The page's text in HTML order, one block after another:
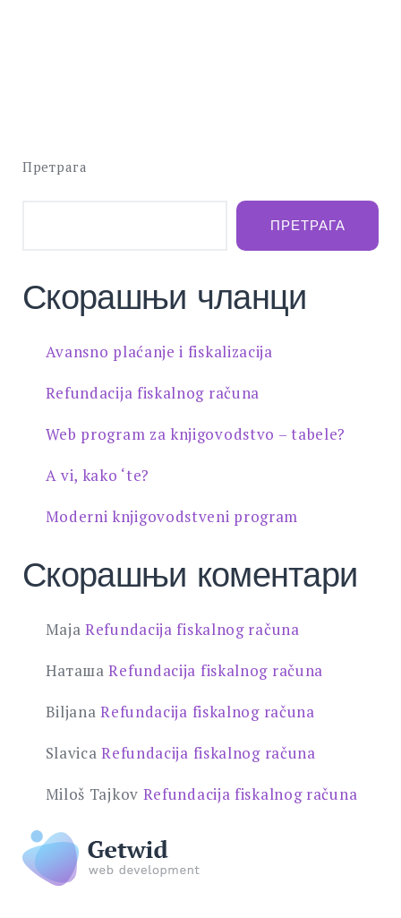
Претрага
ПРЕТРАГА
Скорашњи чланци
Avansno plaćanje i fiskalizacija
Refundacija fiskalnog računa
Web program za knjigovodstvo – tabele?
A vi, kako ‘te?
Moderni knjigovodstveni program
Скорашњи коментари
Maja Refundacija fiskalnog računa
Наташа Refundacija fiskalnog računa
Biljana Refundacija fiskalnog računa
Slavica Refundacija fiskalnog računa
Miloš Tajkov Refundacija fiskalnog računa